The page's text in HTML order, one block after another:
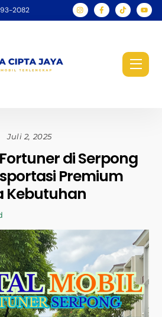
2082
Juli 2, 2025
di Serpong
Premium
Kebutuhan